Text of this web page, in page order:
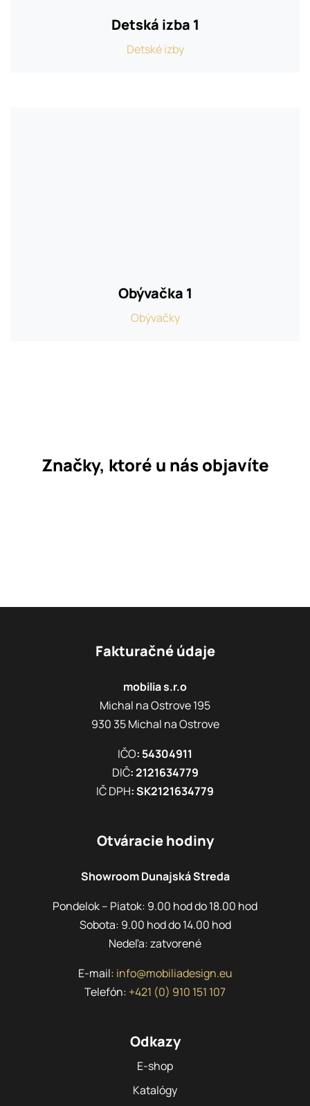
Detská izba 1
Detské izby
Obývačka 1
Obývačky
Značky, ktoré u nás objavíte
Fakturačné údaje
mobilia s.r.o
Michal na Ostrove 195
930 35 Michal na Ostrove
IČO: 54304911
DIČ: 2121634779
IČ DPH: SK2121634779
Otváracie hodiny
Showroom Dunajská Streda
Pondelok – Piatok: 9.00 hod do 18.00 hod
Sobota: 9.00 hod do 14.00 hod
Nedeľa: zatvorené
E-mail: info@mobiliadesign.eu
Telefón: +421 (0) 910 151 107
Odkazy
E-shop
Katalógy